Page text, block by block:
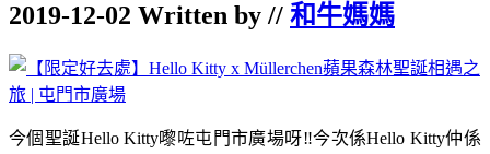
2019-12-02 Written by // 和牛媽媽
今個聖誕Hello Kitty嚟咗屯門市廣場呀‼️今次係Hello Kitty仲係